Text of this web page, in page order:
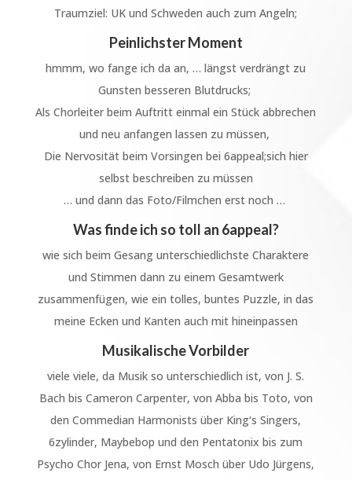
Traumziel: UK und Schweden auch zum Angeln;
Peinlichster Moment
hmmm, wo fange ich da an, … längst verdrängt zu
Gunsten besseren Blutdrucks;
Als Chorleiter beim Auftritt einmal ein Stück abbrechen
und neu anfangen lassen zu müssen,
Die Nervosität beim Vorsingen bei 6appeal;sich hier
selbst beschreiben zu müssen
… und dann das Foto/Filmchen erst noch …
Was finde ich so toll an 6appeal?
wie sich beim Gesang unterschiedlichste Charaktere
und Stimmen dann zu einem Gesamtwerk
zusammenfügen, wie ein tolles, buntes Puzzle, in das
meine Ecken und Kanten auch mit hineinpassen
Musikalische Vorbilder
viele viele, da Musik so unterschiedlich ist, von J. S.
Bach bis Cameron Carpenter, von Abba bis Toto, von
den Commedian Harmonists über King‘s Singers,
6zylinder, Maybebop und den Pentatonix bis zum
Psycho Chor Jena, von Ernst Mosch über Udo Jürgens,